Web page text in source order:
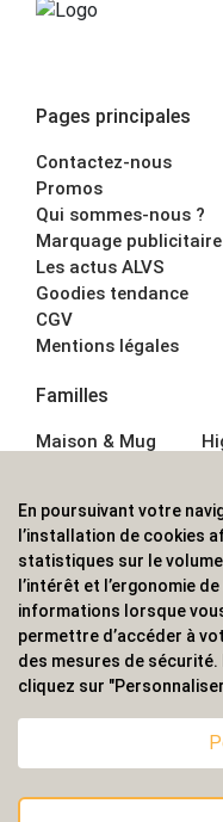
Pages principales
Contactez-nous
Promos
Qui sommes-nous ?
Marquage publicitaire
Les actus ALVS
Goodies tendance
CGV
Mentions légales
Familles
Maison & Mug
Écriture
Bagagerie sacs
ALVS, fournisseur
professionnels. Une
couverture
En poursuivant votre
l’installation de cookies
statistiques sur le
l’intérêt et l’ergonomie
informations lorsque
permettre d’accéder à
des mesures de
cliquez sur